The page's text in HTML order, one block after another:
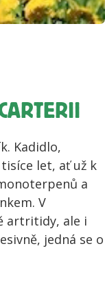
Kadidlo,
let, ať už k
a
V
artritidy, ale i
jedná se o